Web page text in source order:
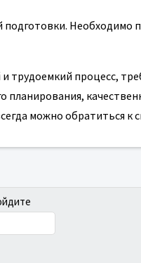
трудоемкий процесс,
планирования,
можно обратиться